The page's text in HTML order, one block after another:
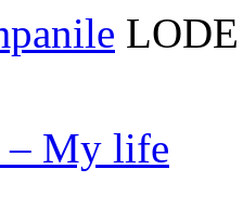
– My life